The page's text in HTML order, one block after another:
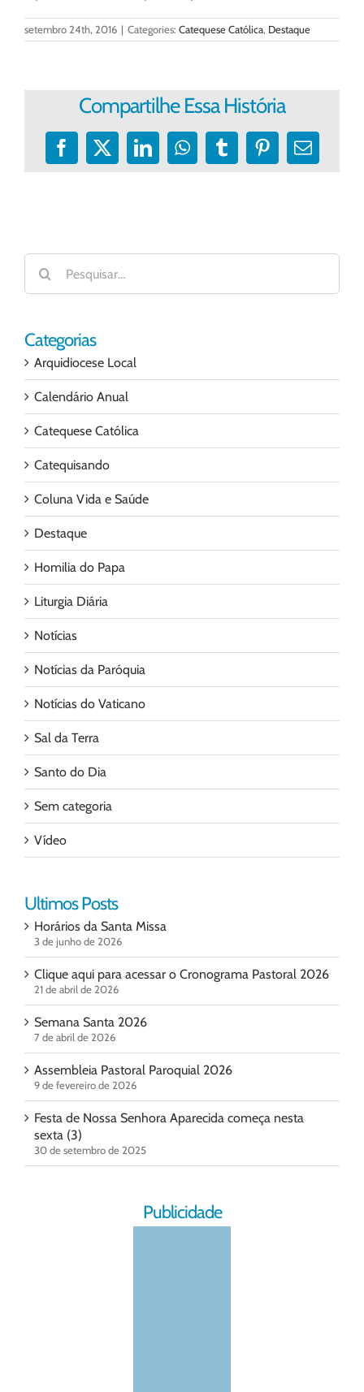
setembro 24th, 2016 | Categories: Catequese Católica, Destaque
Compartilhe Essa História
Facebook
X LinkedInWhatsApp
TumblrPinterest
E-
Buscar
resultados
para:
Categorias
Arquidiocese Local
Calendário Anual
Catequese Católica
Catequisando
Coluna Vida e Saúde
Destaque
Homilia do Papa
Liturgia Diária
Notícias
Notícias da Paróquia
Notícias do Vaticano
Sal da Terra
Santo do Dia
Sem categoria
Vídeo
Ultimos Posts
Horários da Santa Missa
3 de junho de 2026
Clique aqui para acessar o Cronograma Pastoral 2026
21 de abril de 2026
Semana Santa 2026
7 de abril de 2026
Assembleia Pastoral Paroquial 2026
9 de fevereiro de 2026
Festa de Nossa Senhora Aparecida começa nesta
sexta (3)
30 de setembro de 2025
Publicidade